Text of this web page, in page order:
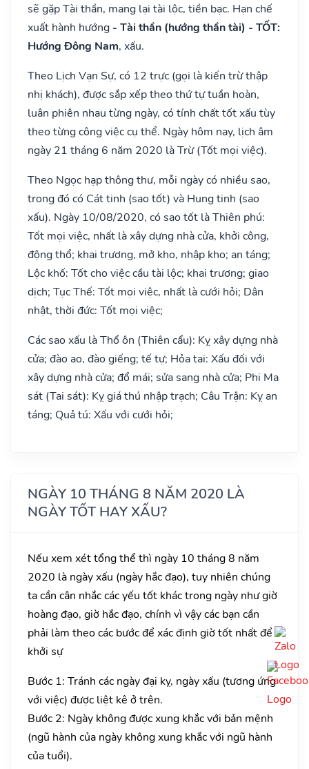
sẽ gặp Tài thần, mang lại tài lộc, tiền bạc. Hạn chế
xuất hành hướng - Tài thần (hướng thần tài) - TỐT:
Hướng Đông Nam, xấu.
Theo Lịch Vạn Sự, có 12 trực (gọi là kiến trừ thập
nhị khách), được sắp xếp theo thứ tự tuần hoàn,
luân phiên nhau từng ngày, có tính chất tốt xấu tùy
theo từng công việc cụ thể. Ngày hôm nay, lịch âm
ngày 21 tháng 6 năm 2020 là Trừ (Tốt mọi việc).
Theo Ngọc hạp thông thư, mỗi ngày có nhiều sao,
trong đó có Cát tinh (sao tốt) và Hung tinh (sao
xấu). Ngày 10/08/2020, có sao tốt là Thiên phú:
Tốt mọi việc, nhất là xây dựng nhà cửa, khởi công,
động thổ; khai trương, mở kho, nhập kho; an táng;
Lộc khố: Tốt cho việc cầu tài lộc; khai trương; giao
dịch; Tục Thế: Tốt mọi việc, nhất là cưới hỏi; Dân
nhật, thời đức: Tốt mọi việc;
Các sao xấu là Thổ ôn (Thiên cẩu): Kỵ xây dựng nhà
cửa; đào ao, đào giếng; tế tự; Hỏa tai: Xấu đối với
xây dựng nhà cửa; đổ mái; sửa sang nhà cửa; Phi Ma
sát (Tai sát): Kỵ giá thú nhập trạch; Câu Trận: Kỵ an
táng; Quả tú: Xấu với cưới hỏi;
NGÀY 10 THÁNG 8 NĂM 2020 LÀ
NGÀY TỐT HAY XẤU?
Nếu xem xét tổng thể thì ngày 10 tháng 8 năm
2020 là ngày xấu (ngày hắc đạo), tuy nhiên chúng
ta cần cân nhắc các yếu tốt khác trong ngày như giờ
hoàng đạo, giờ hắc đạo, chính vì vậy các bạn cần
phải làm theo các bước để xác định giờ tốt nhất để
khởi sự
Bước 1: Tránh các ngày đại kỵ, ngày xấu (tương ứng
với việc) được liệt kê ở trên.
Bước 2: Ngày không được xung khắc với bản mệnh
(ngũ hành của ngày không xung khắc với ngũ hành
của tuổi).